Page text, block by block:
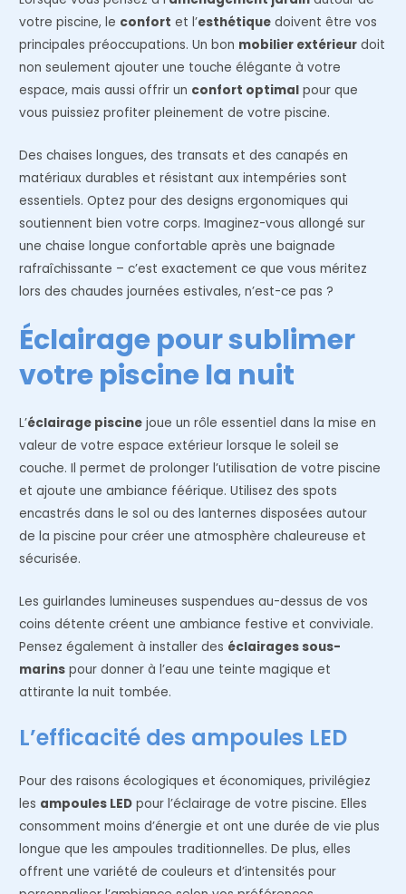
votre piscine, le confort et l’esthétique doivent être vos
principales préoccupations. Un bon mobilier extérieur doit
non seulement ajouter une touche élégante à votre
espace, mais aussi offrir un confort optimal pour que
vous puissiez profiter pleinement de votre piscine.
Des chaises longues, des transats et des canapés en
matériaux durables et résistant aux intempéries sont
essentiels. Optez pour des designs ergonomiques qui
soutiennent bien votre corps. Imaginez-vous allongé sur
une chaise longue confortable après une baignade
rafraîchissante – c’est exactement ce que vous méritez
lors des chaudes journées estivales, n’est-ce pas ?
Éclairage pour sublimer
votre piscine la nuit
L’éclairage piscine joue un rôle essentiel dans la mise en
valeur de votre espace extérieur lorsque le soleil se
couche. Il permet de prolonger l’utilisation de votre piscine
et ajoute une ambiance féérique. Utilisez des spots
encastrés dans le sol ou des lanternes disposées autour
de la piscine pour créer une atmosphère chaleureuse et
sécurisée.
Les guirlandes lumineuses suspendues au-dessus de vos
coins détente créent une ambiance festive et conviviale.
Pensez également à installer des éclairages sous-
marins pour donner à l’eau une teinte magique et
attirante la nuit tombée.
L’efficacité des ampoules LED
Pour des raisons écologiques et économiques, privilégiez
les ampoules LED pour l’éclairage de votre piscine. Elles
consomment moins d’énergie et ont une durée de vie plus
longue que les ampoules traditionnelles. De plus, elles
offrent une variété de couleurs et d’intensités pour